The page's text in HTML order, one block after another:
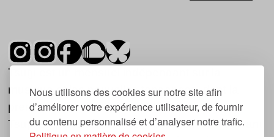
Nous utilisons des cookies sur notre site afin
d’améliorer votre expérience utilisateur, de fournir
du contenu personnalisé et d’analyser notre trafic.
Tsugi est un mensuel indépendant sur la
musique et les nouvelles tendances, dont la
première parution date de 2007.
Tsugi en japonais signifie « prochain », « suivant